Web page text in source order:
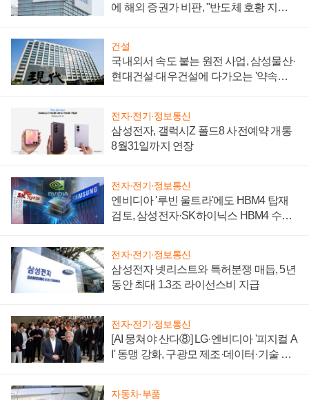
에 해외 증권가 비판, "반도체 호황 지속
건설
국내외서 속도 붙는 원전 사업, 삼성물산·
현대건설·대우건설에 다가오는 '약속의
전자·전기·정보통신
삼성전자, 갤럭시Z 폴드8 사전예약 개통
8월31일까지 연장
전자·전기·정보통신
엔비디아 '루빈 울트라'에도 HBM4 탑재
검토, 삼성전자·SK하이닉스 HBM4 수율
전자·전기·정보통신
삼성전자 넷리스트와 특허분쟁 매듭, 5년
동안 최대 1.3조 라이선스비 지급
전자·전기·정보통신
[AI 뭉쳐야 산다⑧] LG·엔비디아 '피지컬 A
I' 동맹 강화, 구광모 제조·데이터·기술 결
자동차·부품